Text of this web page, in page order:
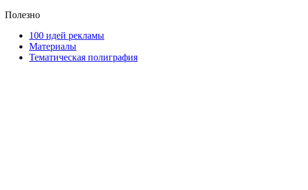
Полезно
100 идей рекламы
Материалы
Тематическая полиграфия